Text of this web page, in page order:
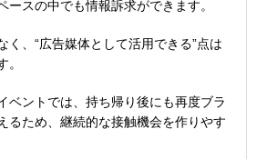
ースの中でも情報訴求ができます。
く、“広告媒体として活用できる”点は
。
ベントでは、持ち帰り後にも再度ブラ
るため、継続的な接触機会を作りやす